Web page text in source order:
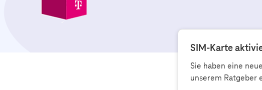
SIM-Karte
Sie haben eine
unserem Ratgeber